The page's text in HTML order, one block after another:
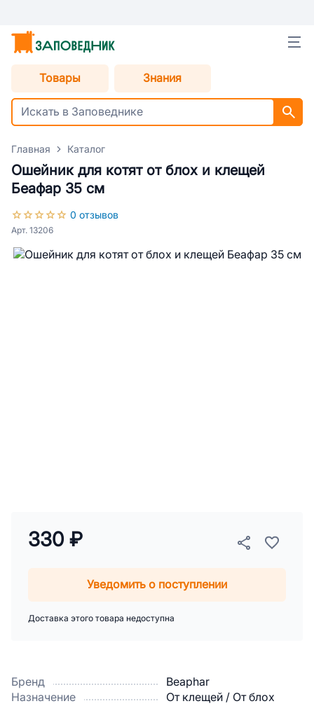
Товары Знания
Главная Каталог
Ошейник для котят от блох и клещей
Беафар 35 см
0 отзывов
Арт. 13206
Бренд
Beaphar
Назначение
От клещей / От блох
330 ₽
Уведомить о поступлении
Доставка этого товара недоступна